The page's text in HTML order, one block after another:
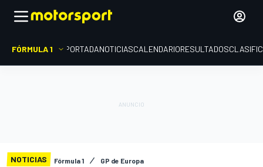
FÓRMULA 1 PORTADANOTICIASCALENDARIORESULTADOS
NOTICIAS Fórmula 1 GP de Europa